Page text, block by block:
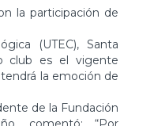
la participación de
(UTEC), Santa
club es el vigente
la emoción de
de la Fundación